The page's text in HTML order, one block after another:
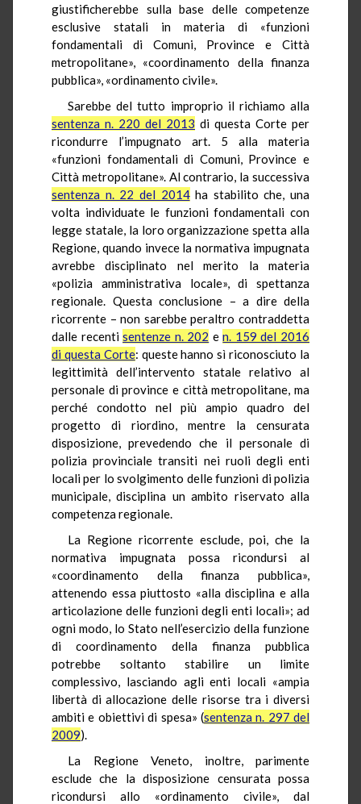
giustificherebbe sulla base delle competenze
esclusive statali in materia di «funzioni
fondamentali di Comuni, Province e Città
metropolitane», «coordinamento della finanza
pubblica», «ordinamento civile».
Sarebbe del tutto improprio il richiamo alla
sentenza n. 220 del 2013 di questa Corte per
ricondurre l’impugnato art. 5 alla materia
«funzioni fondamentali di Comuni, Province e
Città metropolitane». Al contrario, la successiva
sentenza n. 22 del 2014ha stabilito che, una
volta individuate le funzioni fondamentali con
legge statale, la loro organizzazione spetta alla
Regione, quando invece la normativa impugnata
avrebbe disciplinato nel merito la materia
«polizia amministrativa locale», di spettanza
regionale. Questa conclusione – a dire della
ricorrente – non sarebbe peraltro contraddetta
dalle recentisentenze n. 202 en. 159 del 2016
di questa Corte: queste hanno sì riconosciuto la
legittimità dell’intervento statale relativo al
personale di province e città metropolitane, ma
perché condotto nel più ampio quadro del
progetto di riordino, mentre la censurata
disposizione, prevedendo che il personale di
polizia provinciale transiti nei ruoli degli enti
locali per lo svolgimento delle funzioni di polizia
municipale, disciplina un ambito riservato alla
competenza regionale.
La Regione ricorrente esclude, poi, che la
normativa impugnata possa ricondursi al
«coordinamento della finanza pubblica»,
attenendo essa piuttosto «alla disciplina e alla
articolazione delle funzioni degli enti locali»; ad
ogni modo, lo Stato nell’esercizio della funzione
di coordinamento della finanza pubblica
potrebbe soltanto stabilire un limite
complessivo, lasciando agli enti locali «ampia
libertà di allocazione delle risorse tra i diversi
ambiti e obiettivi di spesa» (sentenza n. 297 del
2009).
La Regione Veneto, inoltre, parimente
esclude che la disposizione censurata possa
ricondursi allo «ordinamento civile», dal